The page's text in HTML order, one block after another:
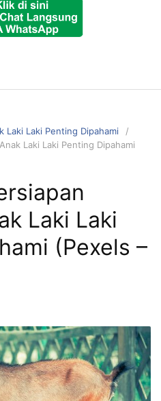
Laki Laki Penting Dipahami
Laki Laki Penting Dipahami
Laki Laki
(Pexels –